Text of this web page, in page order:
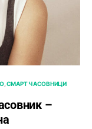
СМАРТ ЧАСОВНИЦИ
–